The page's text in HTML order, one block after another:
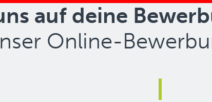
auf deine
Online-